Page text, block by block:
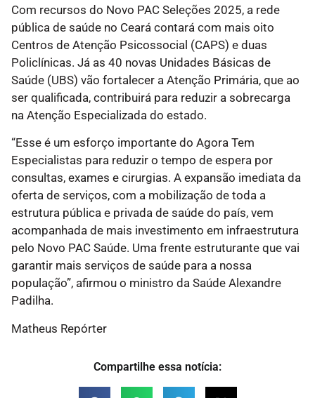
Com recursos do Novo PAC Seleções 2025, a rede
pública de saúde no Ceará contará com mais oito
Centros de Atenção Psicossocial (CAPS) e duas
Policlínicas. Já as 40 novas Unidades Básicas de
Saúde (UBS) vão fortalecer a Atenção Primária, que ao
ser qualificada, contribuirá para reduzir a sobrecarga
na Atenção Especializada do estado.
“Esse é um esforço importante do Agora Tem
Especialistas para reduzir o tempo de espera por
consultas, exames e cirurgias. A expansão imediata da
oferta de serviços, com a mobilização de toda a
estrutura pública e privada de saúde do país, vem
acompanhada de mais investimento em infraestrutura
pelo Novo PAC Saúde. Uma frente estruturante que vai
garantir mais serviços de saúde para a nossa
população”, afirmou o ministro da Saúde Alexandre
Padilha.
Matheus Repórter
Compartilhe essa notícia: